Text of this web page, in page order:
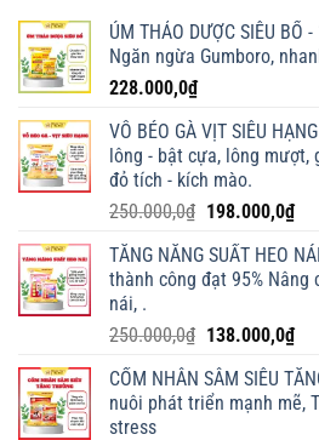
ÚM THẢO DƯỢC SIÊU BỔ
Ngăn ngừa Gumboro,
228.000,0₫
VỖ BÉO GÀ VỊT SIÊU
lông - bật cựa, lông mượt,
đỏ tích - kích mào.
250.000,0₫ Giá
là:
250.000,0₫.
198.000,0₫Giá
tại
là:
TĂNG NĂNG SUẤT HEO
thành công đạt 95%
nái, .
250.000,0₫ Giá
là:
250.000,0₫.
138.000,0₫Giá
tại
là:
CỐM NHÂN SÂM SIÊU
nuôi phát triển mạnh mẽ,
stress